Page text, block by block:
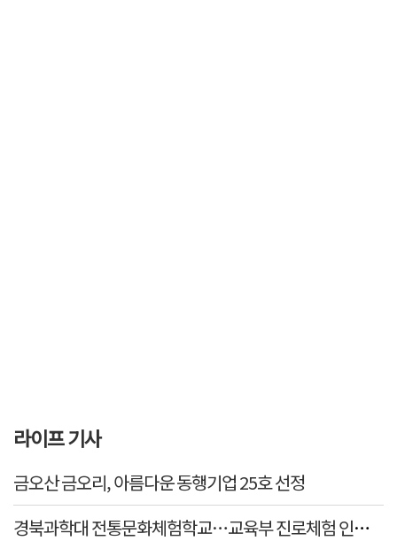
라이프 기사
금오산 금오리, 아름다운 동행기업 25호 선정
경북과학대 전통문화체험학교…교육부 진로체험 인증기